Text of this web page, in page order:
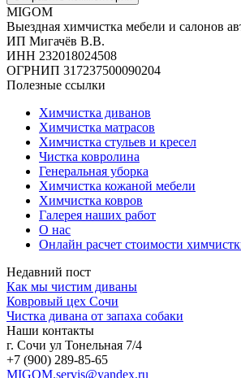
MIGOM
Выездная химчистка мебели и салонов
ИП Мигачёв В.В.
ИНН 232018024508
ОГРНИП 317237500090204
Полезные ссылки
Химчистка диванов
Химчистка матрасов
Химчистка стульев и кресел
Чистка ковролина
Генеральная уборка
Химчистка кожаной мебели
Химчистка ковров
Галерея наших работ
О нас
Онлайн расчет стоимости
Недавний пост
Как мы чистим диваны
Ковровый цех Сочи
Чистка дивана от запаха собаки
Наши контакты
г. Сочи ул Тонельная 7/4
+7 (900) 289-85-65
MIGOM.servis@yandex.ru